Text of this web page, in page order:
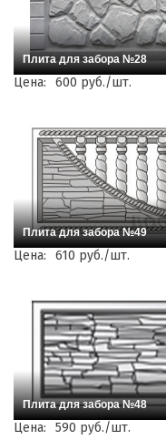
Плита для забора №28
Цена: 600 руб./шт.
Плита для забора №49
Цена: 610 руб./шт.
Плита для забора №48
Цена: 590 руб./шт.